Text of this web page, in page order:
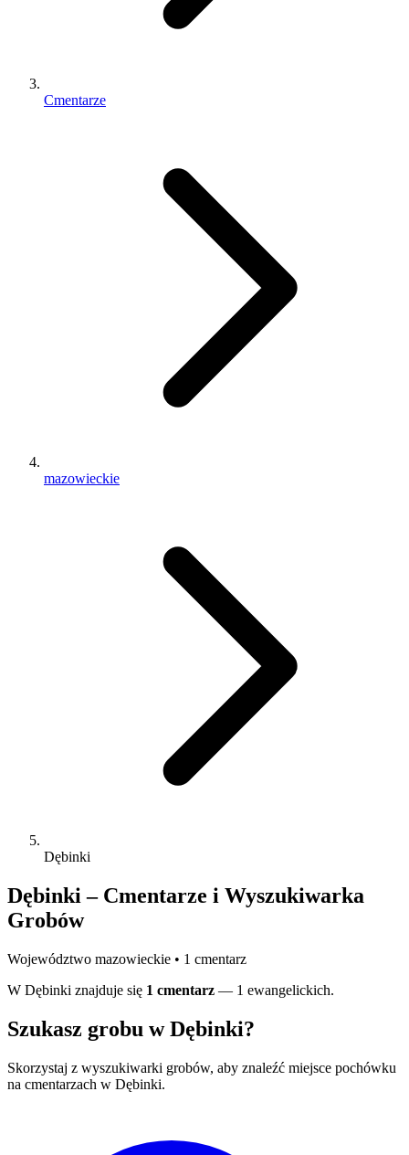
Cmentarze
mazowieckie
Dębinki
Dębinki – Cmentarze i Wyszukiwarka
Grobów
Województwo mazowieckie • 1 cmentarz
W Dębinki znajduje się 1 cmentarz — 1 ewangelickich.
Szukasz grobu w Dębinki?
Skorzystaj z wyszukiwarki grobów, aby znaleźć miejsce pochówku
na cmentarzach w Dębinki.